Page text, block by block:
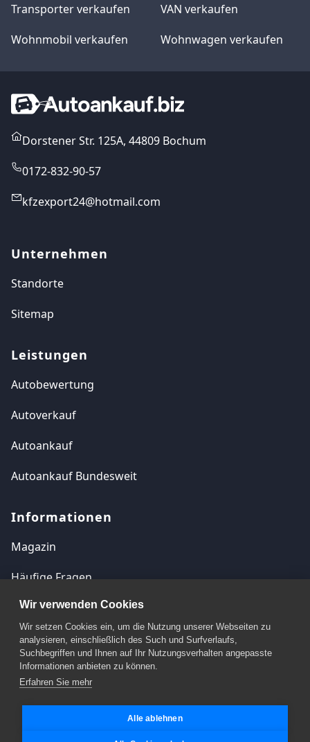
Transporter verkaufen
VAN verkaufen
Wohnmobil verkaufen
Wohnwagen verkaufen
Dorstener Str. 125A, 44809 Bochum
0172-832-90-57
kfzexport24@hotmail.com
Unternehmen
Standorte
Sitemap
Leistungen
Autobewertung
Autoverkauf
Autoankauf
Autoankauf Bundesweit
Informationen
Magazin
Häufige Fragen
Kontakt
Impressum
Datenschutzerklärung
Wir verwenden Cookies
Wir setzen Cookies ein, um die Nutzung unserer Webseiten zu
analysieren, einschließlich des Such und Surfverlaufs,
Suchbegriffen und Ihnen auf Ihr Nutzungsverhalten angepasste
Informationen anbieten zu können.
Erfahren Sie mehr
Alle ablehnen